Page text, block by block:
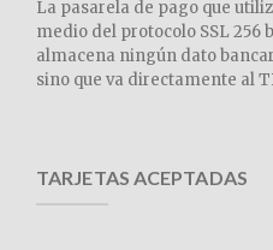
La pasarela de pago que
medio del protocolo SSL 256
almacena ningún dato
sino que va directamente al
TARJETAS ACEPTADAS